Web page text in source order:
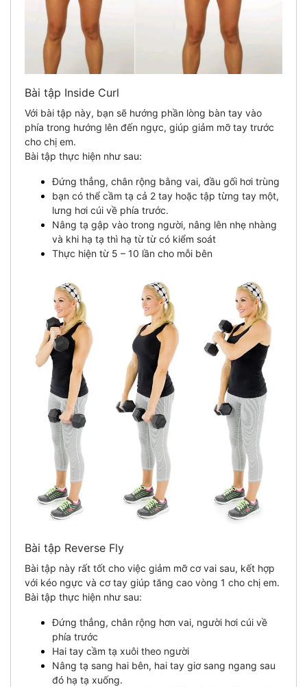
Bài tập Inside Curl
Với bài tập này, bạn sẽ hướng phần lòng bàn tay vào
phía trong hướng lên đến ngực, giúp giảm mỡ tay trước
cho chị em.
Bài tập thực hiện như sau:
Đứng thẳng, chân rộng bằng vai, đầu gối hơi trùng
bạn có thể cầm tạ cả 2 tay hoặc tập từng tay một,
lưng hơi cúi về phía trước.
Nâng tạ gập vào trong người, nâng lên nhẹ nhàng
và khi hạ tạ thì hạ từ từ có kiểm soát
Thực hiện từ 5 – 10 lần cho mỗi bên
Bài tập Reverse Fly
Bài tập này rất tốt cho việc giảm mỡ cơ vai sau, kết hợp
với kéo ngực và cơ tay giúp tăng cao vòng 1 cho chị em.
Bài tập thực hiện như sau:
Đứng thẳng, chân rộng hơn vai, người hơi cúi về
phía trước
Hai tay cầm tạ xuôi theo người
Nâng tạ sang hai bên, hai tay giơ sang ngang sau
đó hạ tạ xuống.